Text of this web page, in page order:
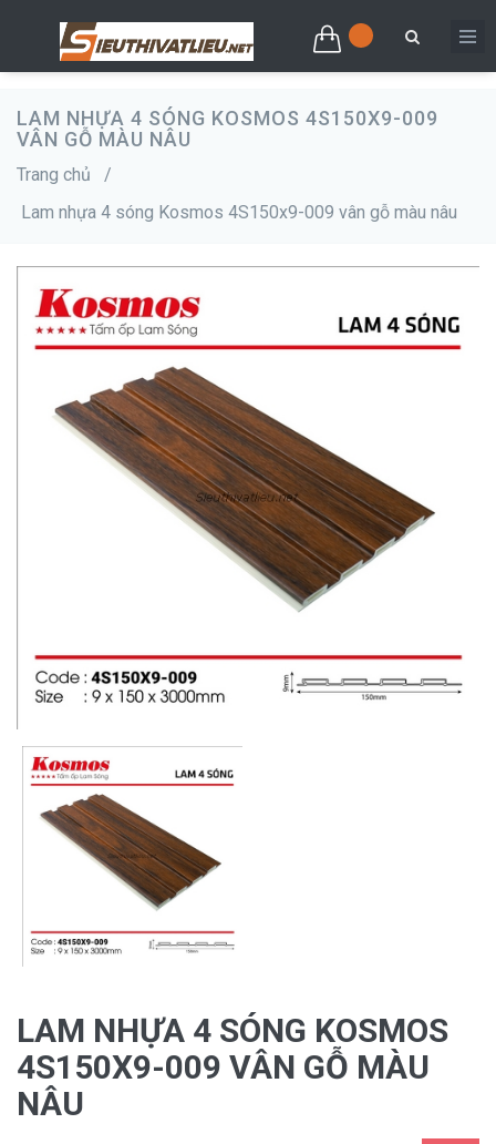
LAM NHỰA 4 SÓNG KOSMOS 4S150X9-009
VÂN GỖ MÀU NÂU
Trang chủ
/
Lam nhựa 4 sóng Kosmos 4S150x9-009 vân gỗ màu nâu
LAM NHỰA 4 SÓNG KOSMOS
4S150X9-009 VÂN GỖ MÀU
NÂU